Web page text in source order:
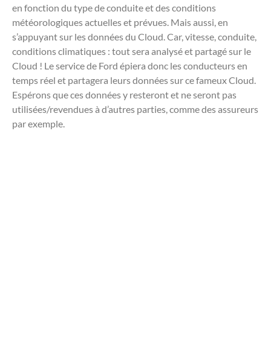
en fonction du type de conduite et des conditions
météorologiques actuelles et prévues. Mais aussi, en
s’appuyant sur les données du Cloud. Car, vitesse, conduite,
conditions climatiques : tout sera analysé et partagé sur le
Cloud ! Le service de Ford épiera donc les conducteurs en
temps réel et partagera leurs données sur ce fameux Cloud.
Espérons que ces données y resteront et ne seront pas
utilisées/revendues à d’autres parties, comme des assureurs
par exemple.